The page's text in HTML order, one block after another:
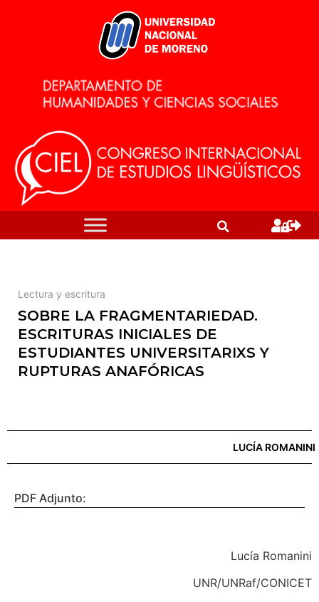
Lectura y escritura
SOBRE LA FRAGMENTARIEDAD.
ESCRITURAS INICIALES DE
ESTUDIANTES UNIVERSITARIXS Y
RUPTURAS ANAFÓRICAS
LUCÍA ROMANINI
PDF Adjunto:
Lucía Romanini
UNR/UNRaf/CONICET